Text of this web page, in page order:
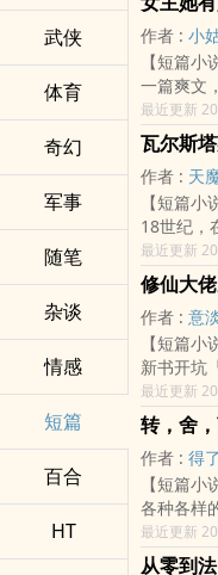
武侠
体育
奇幻
军事
随笔
杂谈
情感
短篇
百合
HT
柴清:？
太后:？
三皇子:？
厉钊笑
柴清:喵的
爷！
我就退出
闲余：集
你的勇
莲花打扰
二营长：
罗叶：你
婚。
闲余：对
结婚，结
有人让我
二营长：
果你能把
个小目标
广大网友
条咸鱼可
作者 : 小
【短篇小
一篇爽文
着行李爽
财，光明
说打劫的
们。
踏上绿
了，躺在
眼。
小姑娘会
戳进来看
的。
不喜欢的
要是不喜
每个作者
的线索、
伏笔，前
谢谢大家
最近更新
瓦尔斯
作者 : 天
【短篇小
18世纪，
斯塔的英
光，他们
铁血统治
素如下：
陆，低
体，人物
情，真实
争史诗剧
最近更新
修仙大
作者 : 意
【短篇小
新书开坑
观！！！
【1V1，
她本是22
仰，众人
却不想一
大哥林云
二哥林云
三哥林云
最近更新
转，舍
作者 : 得
【短篇小
各种各样
《轻，短
离》三部
最近更新
从零到法